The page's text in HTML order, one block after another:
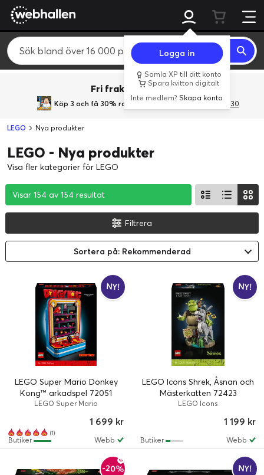
Logga in
Samla XP till ditt konto
Spara kvitton digitalt
Inte medlem?Skapa konto
Fri frakt över 800 kr.
Köp 3 och få 30% rabatt med rabattkoden 3Gives30
LEGO Nya produkter
LEGO - Nya produkter
Visa fler kategorier för LEGO
Visar 154 av 154 resultat
Visar 154 av 154 resultat
Visar 154 av 154 resultat
Filtrera
Sortera på: Rekommenderad
NY!
LEGO Super Mario Donkey
Kong™ arkadspel 72051
LEGO Super Mario
(1)
1 699 kr
Webb
Butiker
NY!
LEGO Icons Shrek, Åsnan och
Mästerkatten 72423
LEGO Icons
1 199 kr
Webb
Butiker
-20% NY!